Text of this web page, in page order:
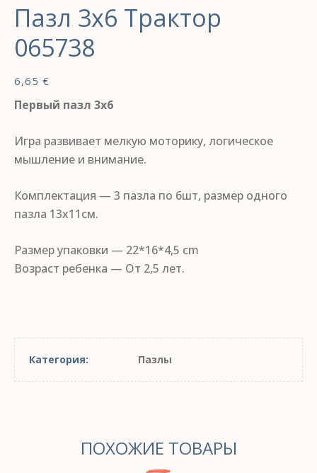
Пазл 3х6 Трактор
065738
6,65 €
Первый пазл 3х6
Игра развивает мелкую моторику, логическое
мышление и внимание.
Комплектация — 3 пазла по 6шт, размер одного
пазла 13х11см.
Размер упаковки — 22*16*4,5 cm
Возраст ребенка — От 2,5 лет.
Категория: Пазлы
ПОХОЖИЕ ТОВАРЫ